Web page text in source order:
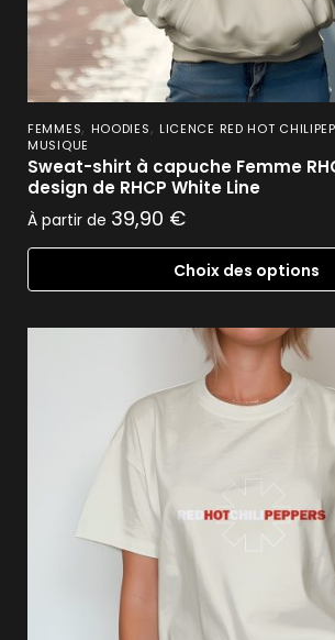
FEMMES, HOODIES, LICENCE RED HOT
MUSIQUE
Sweat-shirt à capuche Femme
design de RHCP White Line
À partir de 39,90 €
Choix des options